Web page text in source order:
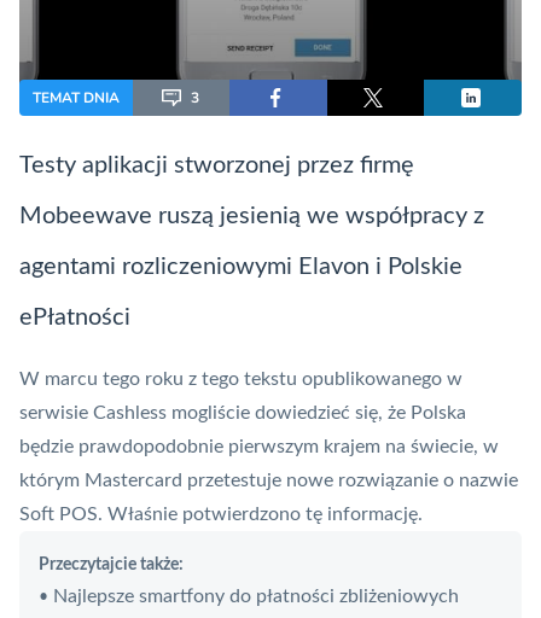
TEMAT DNIA 3
Testy aplikacji stworzonej przez firmę
Mobeewave ruszą jesienią we współpracy z
agentami rozliczeniowymi Elavon i Polskie
ePłatności
W marcu tego roku z tego tekstu opublikowanego w
serwisie Cashless mogliście dowiedzieć się, że Polska
będzie prawdopodobnie pierwszym krajem na świecie, w
którym Mastercard przetestuje nowe rozwiązanie o nazwie
Soft POS. Właśnie potwierdzono tę informację.
Przeczytajcie także:
• Najlepsze smartfony do płatności zbliżeniowych